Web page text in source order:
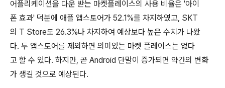
어플리케이션을 다운 받는 마켓플레이스의 사용 비율은 '아이
폰 효과' 덕분에 애플 앱스토어가 52.1%를 차지하였고, SKT
의 T Store도 26.3%나 차지하여 예상보다 높은 수치가 나왔
다. 두 앱스토어를 제외하면 의미있는 마켓 플레이스는 없다
고 할 수 있다. 하지만, 곧 Android 단말이 증가되면 약간의 변화
가 생길 것으로 예상된다.